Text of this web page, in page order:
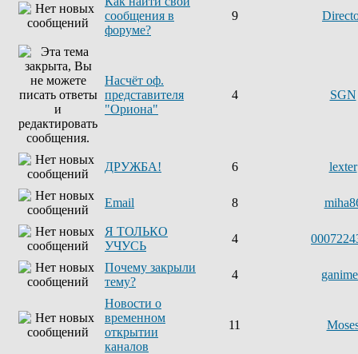
сообщения в
форуме?
9
Насчёт оф.
представителя
"Ориона"
4 SGN
ДРУЖБА! 6 lexter
Email 8
Я ТОЛЬКО
УЧУСЬ
4
Почему закрыли
тему?
4
Новости о
временном
открытии
каналов
11